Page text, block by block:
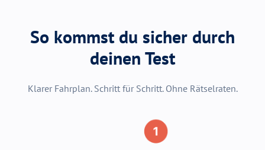
So kommst du sicher durch
deinen Test
Klarer Fahrplan. Schritt für Schritt. Ohne Rätselraten.